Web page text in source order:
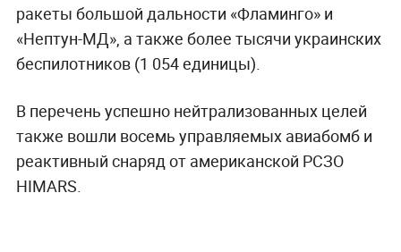
ракеты большой дальности «Фламинго» и
«Нептун-МД», а также более тысячи украинских
беспилотников (1 054 единицы).
В перечень успешно нейтрализованных целей
также вошли восемь управляемых авиабомб и
реактивный снаряд от американской РСЗО
HIMARS.